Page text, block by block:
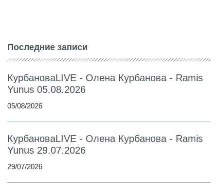
Последние записи
КурбановаLIVE - Олена Курбанова - Ramis
Yunus 05.08.2026
05/08/2026
КурбановаLIVE - Олена Курбанова - Ramis
Yunus 29.07.2026
29/07/2026